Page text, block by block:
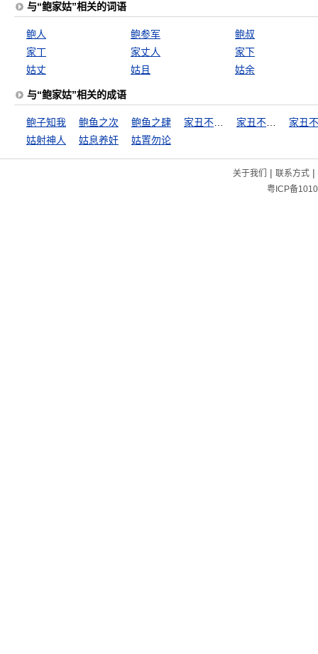
与“鲍家姑”相关的词语
鲍人 鲍参军
鲍叔
家丁
家丈人
家下
姑丈
姑且 姑余
与“鲍家姑”相关的成语
鲍子知我 鲍鱼之次 鲍鱼之肆
姑射神人
姑息养奸 姑置勿论
关于我们 | 联系方式|
粤ICP备